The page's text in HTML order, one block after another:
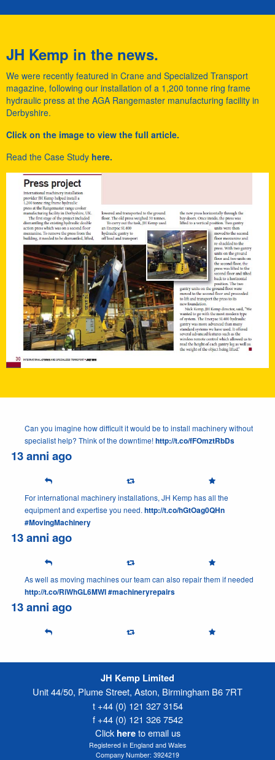
JH Kemp in the news.
We were recently featured in Crane and Specialized Transport
magazine, following our installation of a 1,200 tonne ring frame
hydraulic press at the AGA Rangemaster manufacturing facility in
Derbyshire.
Click on the image to view the full article.
Read the Case Study here.
Can you imagine how difficult it would be to install machinery without
specialist help? Think of the downtime!http://t.co/fFOmztRbDs
13 anni ago
For international machinery installations, JH Kemp has all the
equipment and expertise you need. http://t.co/hGtOag0QHn
#MovingMachinery
13 anni ago
As well as moving machines our team can also repair them if needed
http://t.co/RiWhGL6MWI#machineryrepairs
13 anni ago
JH Kemp Limited
Unit 44/50, Plume Street, Aston, Birmingham B6 7RT
t +44 (0) 121 327 3154
f +44 (0) 121 326 7542
Clickhereto email us
Registered in England and Wales
Company Number: 3924219